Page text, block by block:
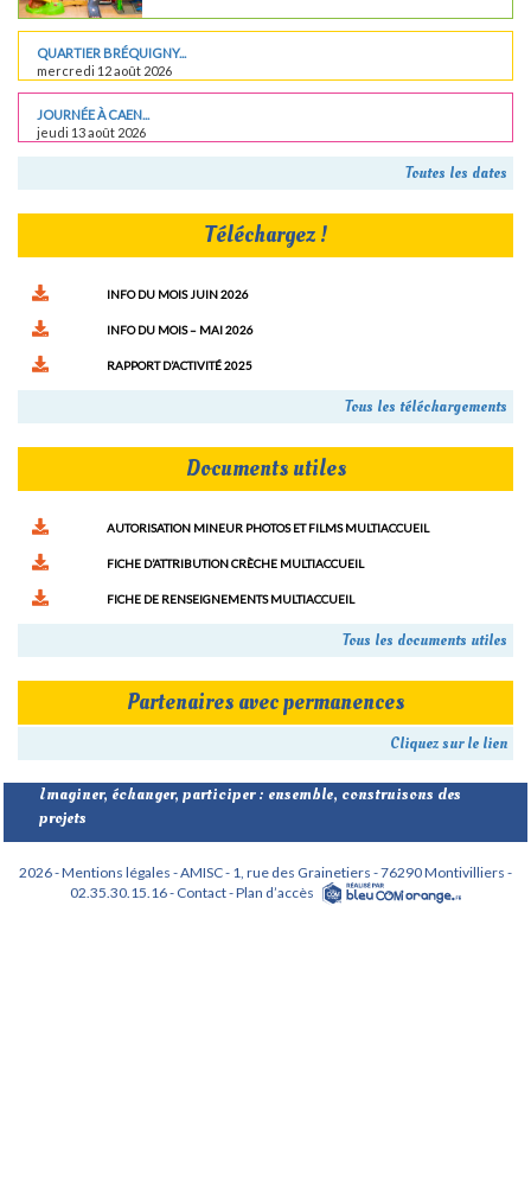
QUARTIER BRÉQUIGNY...
mercredi 12 août 2026
JOURNÉE À CAEN...
jeudi 13 août 2026
Toutes les dates
Téléchargez !
INFO DU MOIS JUIN 2026
INFO DU MOIS – MAI 2026
RAPPORT D’ACTIVITÉ 2025
Tous les téléchargements
Documents utiles
AUTORISATION MINEUR PHOTOS ET FILMS MULTIACCUEIL
FICHE D’ATTRIBUTION CRÈCHE MULTIACCUEIL
FICHE DE RENSEIGNEMENTS MULTIACCUEIL
Tous les documents utiles
Partenaires avec permanences
Cliquez sur le lien
Imaginer, échanger, participer : ensemble, construisons des
projets
2026 - Mentions légales -AMISC - 1, rue des Grainetiers - 76290 Montivilliers -
02.35.30.15.16 - Contact -Plan d’accès